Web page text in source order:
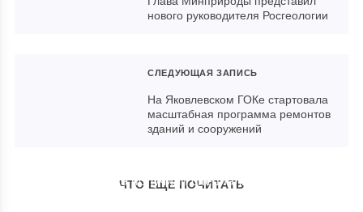
нового руководителя Росгеологии
СЛЕДУЮЩАЯ ЗАПИСЬ
На Яковлевском ГОКе стартовала
масштабная программа ремонтов
зданий и сооружений
ЧТО ЕЩЕ ПОЧИТАТЬ
рудника получили специальные